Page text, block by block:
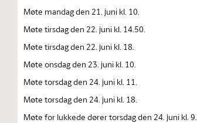
Møte mandag den 21. juni kl. 10.
Møte tirsdag den 22. juni kl. 14.50.
Møte tirsdag den 22. juni kl. 18.
Møte onsdag den 23. juni kl. 10.
Møte torsdag den 24. juni kl. 11.
Møte torsdag den 24. juni kl. 18.
Møte for lukkede dører torsdag den 24. juni kl. 9.